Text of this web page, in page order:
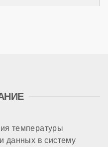
температуры
данных в систему